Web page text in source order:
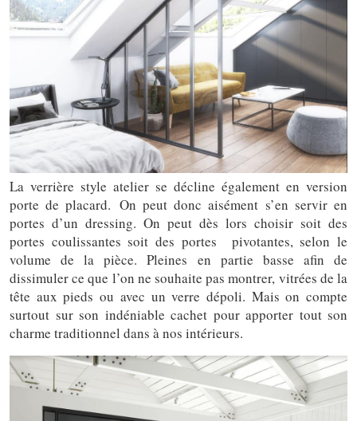
La verrière style atelier se décline également en version
porte de placard. On peut donc aisément s’en servir en
portes d’un dressing. On peut dès lors choisir soit des
portes coulissantes soit des portes pivotantes, selon le
volume de la pièce. Pleines en partie basse afin de
dissimuler ce que l’on ne souhaite pas montrer, vitrées de la
tête aux pieds ou avec un verre dépoli. Mais on compte
surtout sur son indéniable cachet pour apporter tout son
charme traditionnel dans à nos intérieurs.